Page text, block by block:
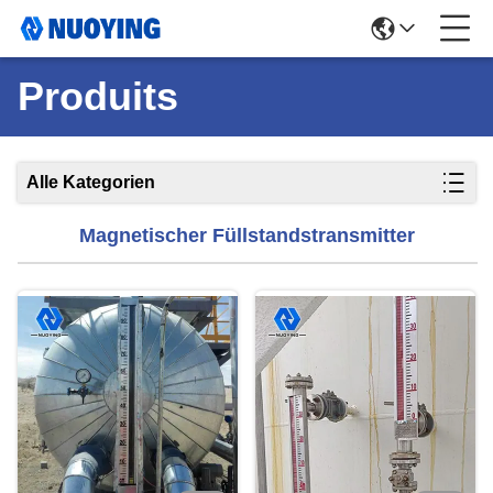
Produits
Alle Kategorien
Magnetischer Füllstandstransmitter